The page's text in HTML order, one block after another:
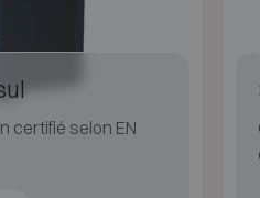
certifié selon EN